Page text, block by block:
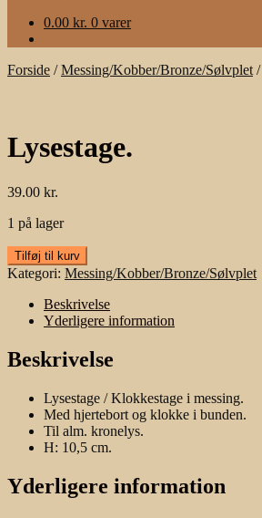
0.00 kr. 0 varer
Forside /Messing/Kobber/Bronze/Sølvplet /
Lysestage.
39.00 kr.
1 på lager
Lysestage.
antal
Tilføj til kurv
Kategori: Messing/Kobber/Bronze/Sølvplet
Beskrivelse
Yderligere information
Beskrivelse
Lysestage / Klokkestage i messing.
Med hjertebort og klokke i bunden.
Til alm. kronelys.
H: 10,5 cm.
Yderligere information